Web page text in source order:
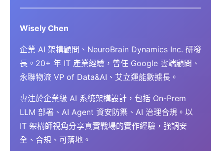
Wisely Chen
企業 AI 架構顧問、NeuroBrain Dynamics Inc. 研發
長。20+ 年 IT 產業經驗，曾任 Google 雲端顧問、
永聯物流 VP of Data&AI、艾立運能數據長。
專注於企業級 AI 系統架構設計，包括 On-Prem
LLM 部署、AI Agent 資安防禦、AI 治理合規。以
IT 架構師視角分享真實戰場的實作經驗，強調安
全、合規、可落地。